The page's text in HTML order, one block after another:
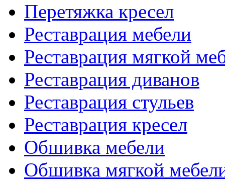
Перетяжка кресел
Реставрация мебели
Реставрация мягкой
Реставрация диванов
Реставрация стульев
Реставрация кресел
Обшивка мебели
Обшивка мягкой